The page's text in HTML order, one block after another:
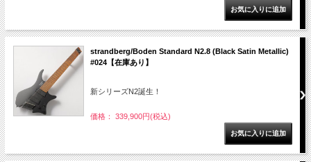
strandberg/Boden Standard N2.8 (Black Satin Metallic)
#024【在庫あり】
新シリーズN2誕生！
価格： 339,900円(税込)